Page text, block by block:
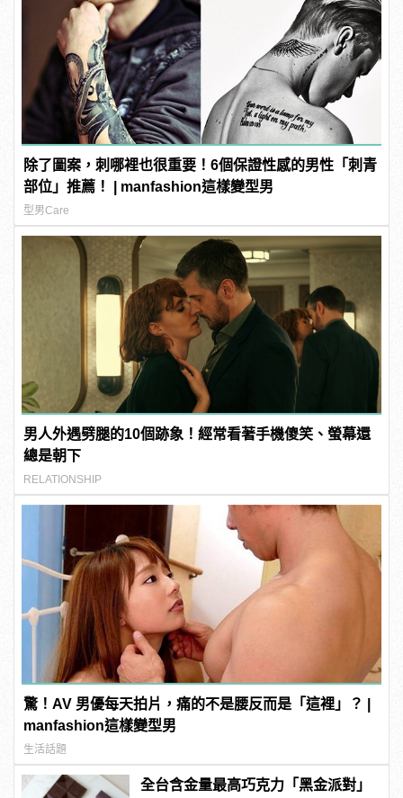
除了圖案，刺哪裡也很重要！6個保證性感的男性「刺青
部位」推薦！ | manfashion這樣變型男
型男Care
男人外遇劈腿的10個跡象！經常看著手機傻笑、螢幕還
總是朝下
RELATIONSHIP
驚！AV 男優每天拍片，痛的不是腰反而是「這裡」？ |
manfashion這樣變型男
生活話題
全台含金量最高巧克力「黑金派對」